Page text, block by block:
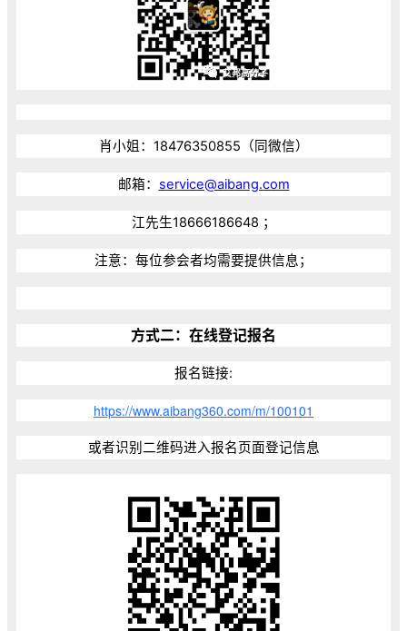
肖小姐：18476350855（同微信）
邮箱： service@aibang.com
江先生18666186648 ；
注意：每位参会者均需要提供信息；
方式二：在线登记报名
报名链接:
https://www.aibang360.com/m/100101
或者识别二维码进入报名页面登记信息